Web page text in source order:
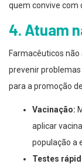
quem convive com
4. Atuam
Farmacêuticos
prevenir problemas
para a promoção
Vacinação:
aplicar
população a
Testes